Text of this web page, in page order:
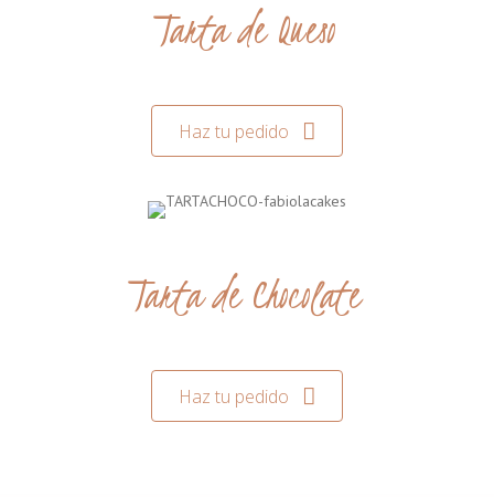
Tarta de Queso
Haz tu pedido
Tarta de Chocolate
Haz tu pedido